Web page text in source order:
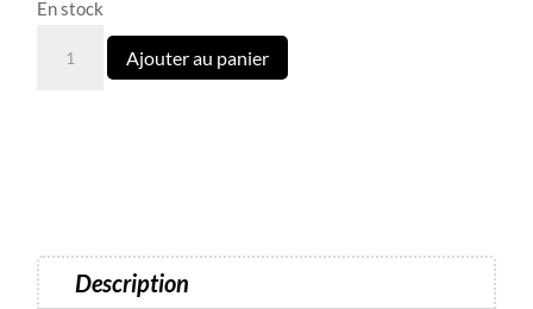
En stock
Airbrush
semi
Ajouter au panier
Description